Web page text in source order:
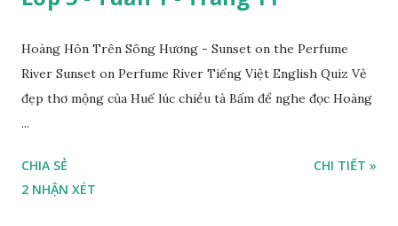
Hoàng Hôn Trên Sông Hương - Sunset on the Perfume
River Sunset on Perfume River Tiếng Việt English Quiz Vẻ
đẹp thơ mộng của Huế lúc chiều tà Bấm để nghe đọc Hoàng
...
CHIA SẺ
2 NHẬN XÉT
CHI TIẾT »